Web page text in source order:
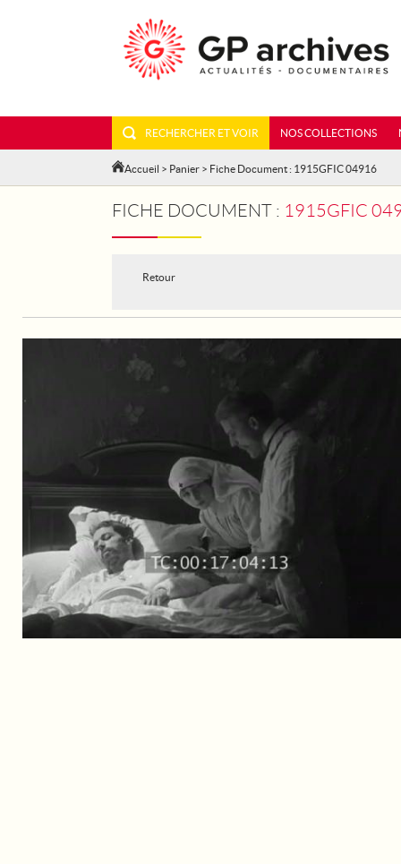
RECHERCHER ET VOIR NOS COLLECTIONS
Accueil > Panier > Fiche Document : 1915GFIC 04916
FICHE DOCUMENT : 1915GFIC
Retour